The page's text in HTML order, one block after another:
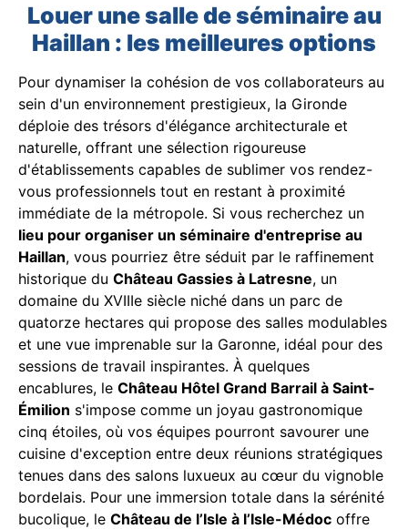
Louer une salle de séminaire au
Haillan : les meilleures options
Pour dynamiser la cohésion de vos collaborateurs au
sein d'un environnement prestigieux, la Gironde
déploie des trésors d'élégance architecturale et
naturelle, offrant une sélection rigoureuse
d'établissements capables de sublimer vos rendez-
vous professionnels tout en restant à proximité
immédiate de la métropole. Si vous recherchez un
lieu pour organiser un séminaire d'entreprise au
Haillan, vous pourriez être séduit par le raffinement
historique du Château Gassies à Latresne, un
domaine du XVIIIe siècle niché dans un parc de
quatorze hectares qui propose des salles modulables
et une vue imprenable sur la Garonne, idéal pour des
sessions de travail inspirantes. À quelques
encablures, le Château Hôtel Grand Barrail à Saint-
Émilion s'impose comme un joyau gastronomique
cinq étoiles, où vos équipes pourront savourer une
cuisine d'exception entre deux réunions stratégiques
tenues dans des salons luxueux au cœur du vignoble
bordelais. Pour une immersion totale dans la sérénité
bucolique, le Château de l’Isle à l’Isle-Médoc offre